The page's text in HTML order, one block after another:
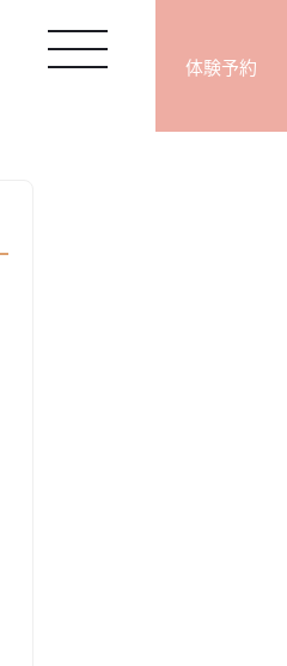
体験予約